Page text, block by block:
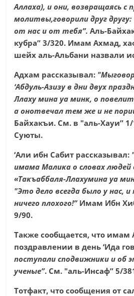
Аллаха), и они, возвращаясь с
молитвы,говорили друг
от нас и от тебя”. Аль-
кубра” 3/320. Имам Ахмад,
шейх аль-Альбани назвали
Адхам рассказывал:
‘Абдуль-Азизу в дни двух
Ллаху мина уа минк, о
а онотвечал тем же и не
Байхакъи. См. в "аль-Хауи”
Суюты.
‘Али ибн Сабит рассказывал:
имама Малика о словах людей
«Такъаббаля-Ллахумина уа
"Это дело всегда было у нас,
ничего плохого!”Имам Ибн
9/90.
Также сообщается, что имам
поздравлении в день ‘Ида
поступали сподвижники и об
ученые”. См. "аль-Инсаф” 5/
Тотфакт, что сообщения от